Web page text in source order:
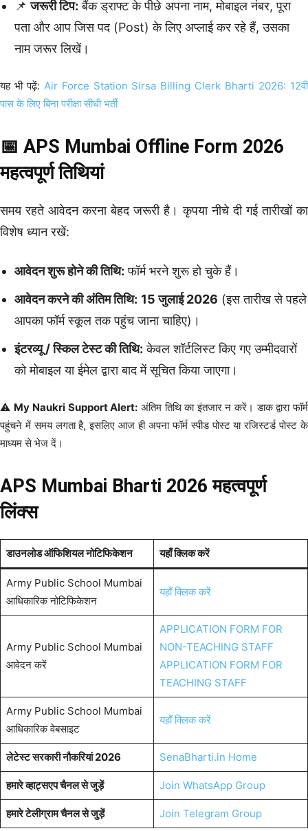
📌जरूरी टिप: बैंक ड्राफ्ट के पीछे अपना नाम, मोबाइल नंबर, पूरा
पता और आप जिस पद (Post) के लिए अप्लाई कर रहे हैं, उसका
नाम जरूर लिखें।
यह भी पढ़ें: Air Force Station Sirsa Billing Clerk Bharti 2026: 12वीं
पास के लिए बिना परीक्षा सीधी भर्ती
📅 APS Mumbai Offline Form 2026
महत्वपूर्ण तिथियां
समय रहते आवेदन करना बेहद जरूरी है। कृपया नीचे दी गई तारीखों का
विशेष ध्यान रखें:
आवेदन शुरू होने की तिथि: फॉर्म भरने शुरू हो चुके हैं।
आवेदन करने की अंतिम तिथि: 15 जुलाई 2026 (इस तारीख से पहले
आपका फॉर्म स्कूल तक पहुंच जाना चाहिए)।
इंटरव्यू / स्किल टेस्ट की तिथि: केवल शॉर्टलिस्ट किए गए उम्मीदवारों
को मोबाइल या ईमेल द्वारा बाद में सूचित किया जाएगा।
⚠️ My Naukri Support Alert: अंतिम तिथि का इंतजार न करें। डाक द्वारा फॉर्म
पहुंचने में समय लगता है, इसलिए आज ही अपना फॉर्म स्पीड पोस्ट या रजिस्टर्ड पोस्ट के
माध्यम से भेज दें।
APS Mumbai Bharti 2026 महत्वपूर्ण
लिंक्स
डाउनलोड ऑफिशियल नोटिफिकेशन यहाँ क्लिक करें
Army Public School Mumbai
आधिकारिक नोटिफिकेशन
यहाँ क्लिक करें
Army Public School Mumbai
आवेदन करें
APPLICATION FORM FOR
NON-TEACHING STAFF
APPLICATION FORM FOR
TEACHING STAFF
Army Public School Mumbai
आधिकारिक वेबसाइट
यहाँ क्लिक करें
लेटेस्ट सरकारी नौकरियां 2026 SenaBharti.in Home
हमारे व्हाट्सएप चैनल से जुड़ें Join WhatsApp Group
हमारे टेलीग्राम चैनल से जुड़ें Join Telegram Group